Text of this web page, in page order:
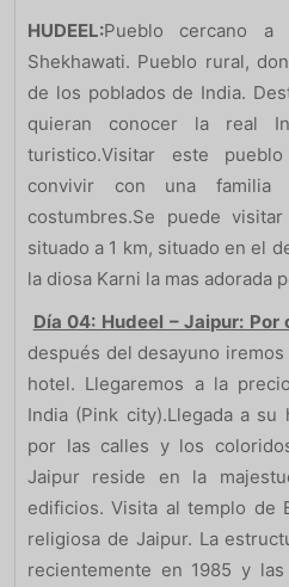
HUDEEL:Pueblo cercano
Shekhawati. Pueblo rural,
de los poblados de India.
quieran conocer la real
turistico.Visitar este
convivir con una
costumbres.Se puede
situado a 1 km, situado en el
la diosa Karni la mas adorada
Día 04: Hudeel – Jaipur: Por
después del desayuno iremos
hotel. Llegaremos a la
India (Pink city).Llegada a
por las calles y los
Jaipur reside en la
edificios. Visita al templo de
religiosa de Jaipur. La
recientemente en 1985 y